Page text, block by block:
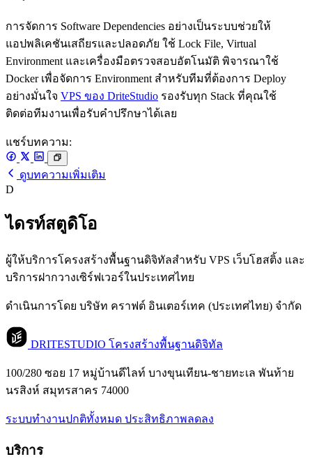
การจัดการ Software Dependencies อย่างเป็นระบบช่วยให้
แอปพลิเคชันเสถียรและปลอดภัย ใช้ Lock File, Virtual
Environment และเครื่องมือตรวจสอบอัตโนมัติ พิจารณาใช้
Docker เพื่อจัดการ Environment สำหรับทีมที่ต้องการ Deploy
อย่างมั่นใจ VPS ของ DriteStudio รองรับทุก Stack ที่คุณใช้
ติดต่อทีมงานเพื่อรับคำปรึกษาได้เลย
แชร์บทความ:
ดูบทความเพิ่มเติม
D
ไดรท์สตูดิโอ
ผู้ให้บริการโครงสร้างพื้นฐานดิจิทัลสำหรับ VPS เว็บโฮสติ้ง และ
บริการฝากวางเซิร์ฟเวอร์ในประเทศไทย
ดำเนินการโดย บริษัท คราฟต์ อินเตอร์เทค (ประเทศไทย) จำกัด
DRITESTUDIO โครงสร้างพื้นฐานดิจิทัล
100/280 ซอย 17 หมู่บ้านดีไลท์ บางขุนเทียน-ชายทะเล พันท้าย
นรสิงห์ สมุทรสาคร 74000
ระบบทำงานปกติทั้งหมด ประสิทธิภาพลดลง
บริการ